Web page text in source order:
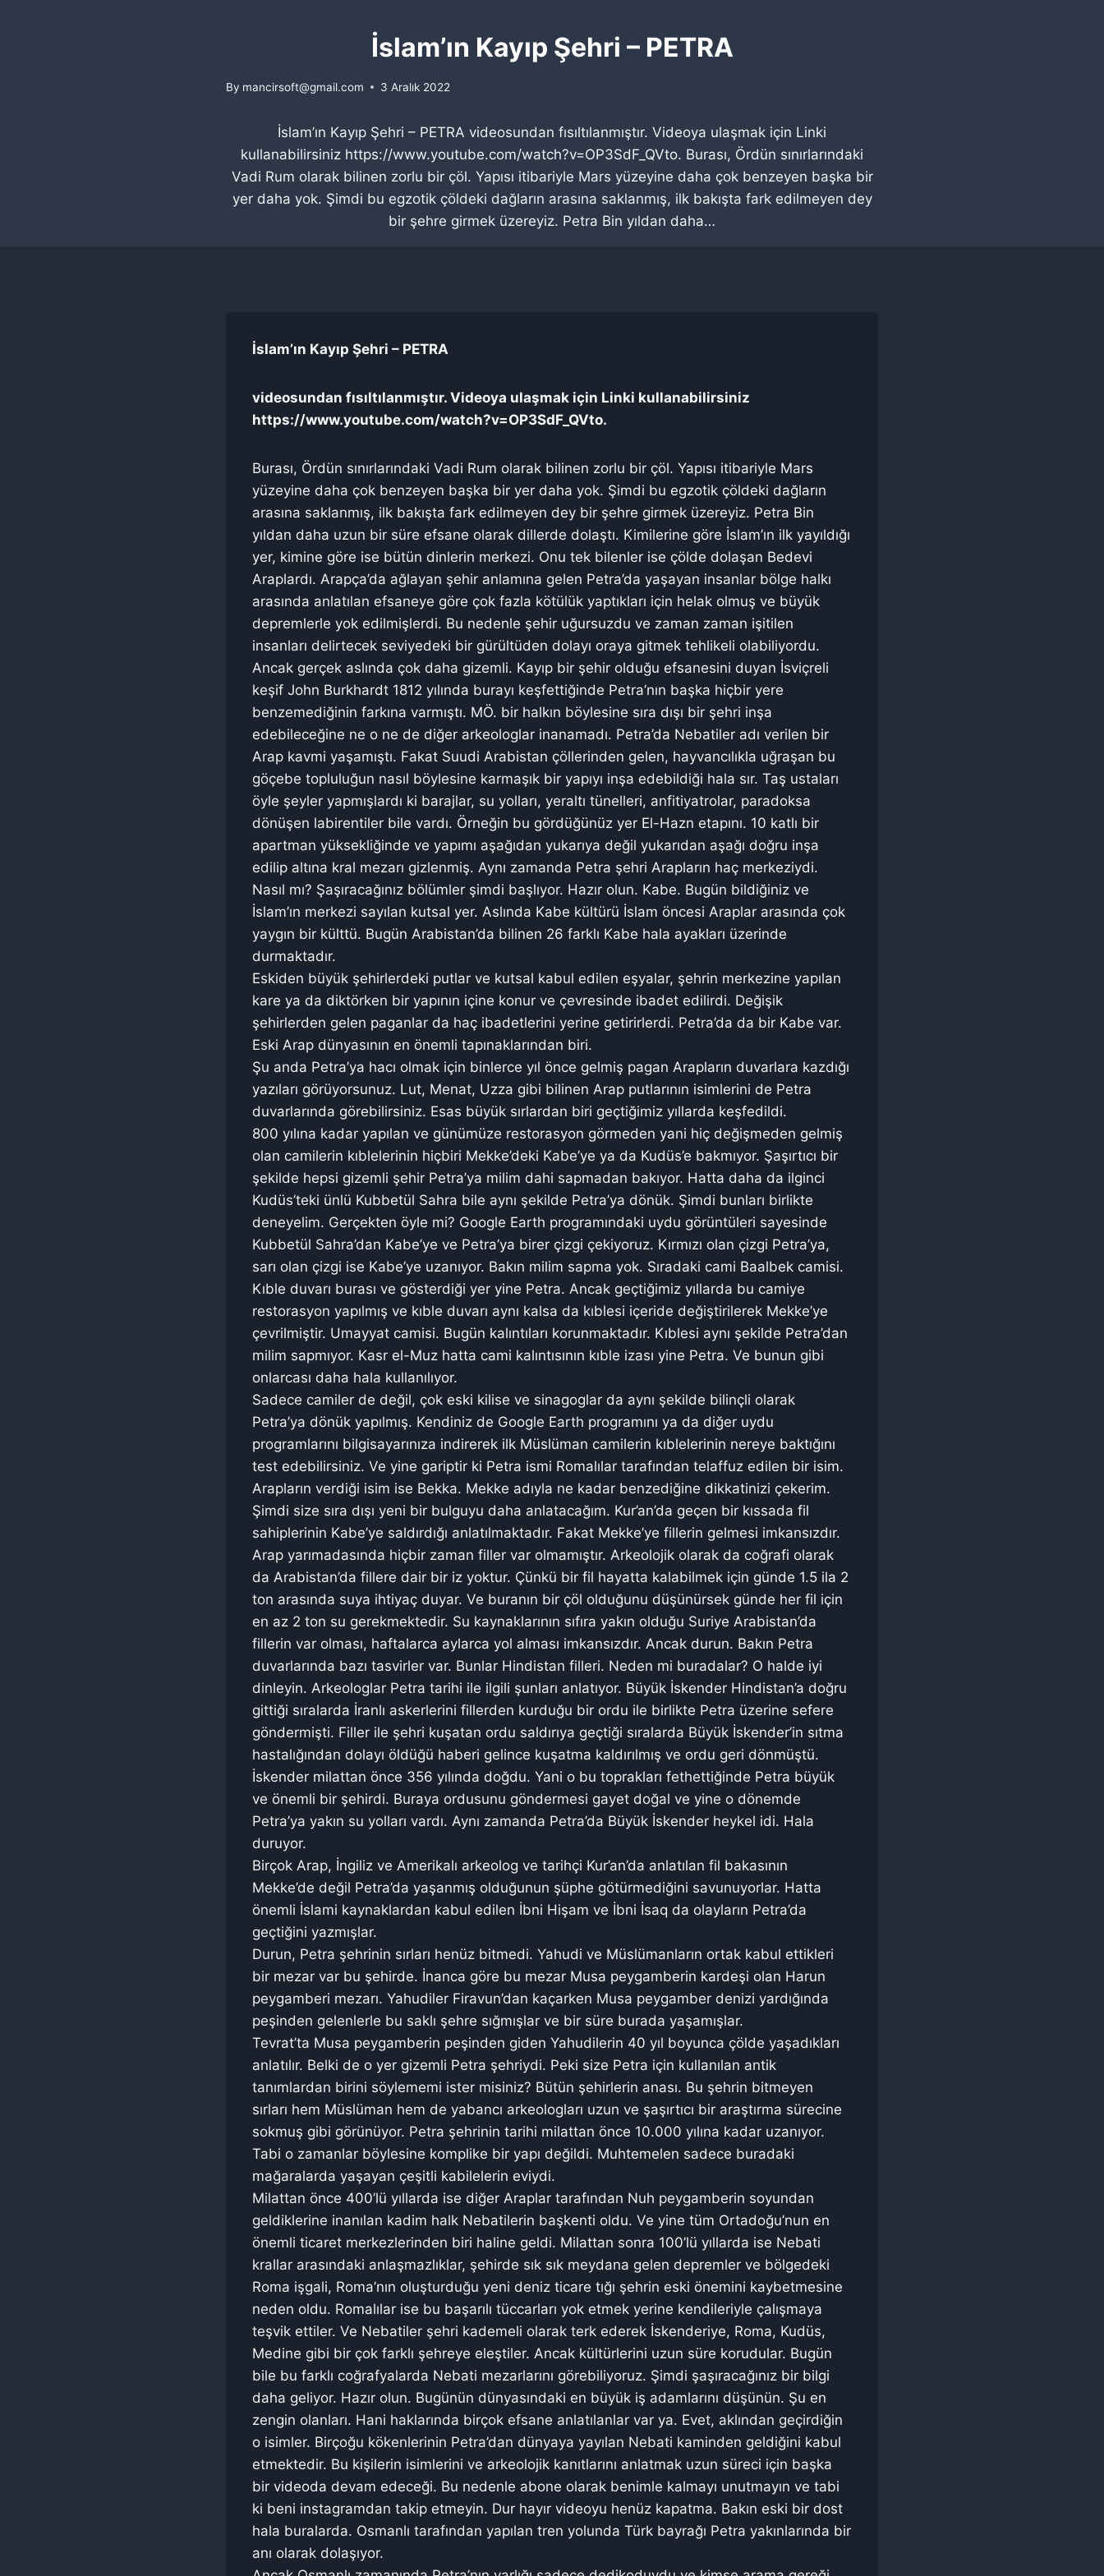
İslam’ın Kayıp Şehri – PETRA
By mancirsoft@gmail.com 3 Aralık 2022
İslam’ın Kayıp Şehri – PETRA videosundan fısıltılanmıştır. Videoya ulaşmak için Linki
kullanabilirsiniz https://www.youtube.com/watch?v=OP3SdF_QVto. Burası, Ördün sınırlarındaki
Vadi Rum olarak bilinen zorlu bir çöl. Yapısı itibariyle Mars yüzeyine daha çok benzeyen başka bir
yer daha yok. Şimdi bu egzotik çöldeki dağların arasına saklanmış, ilk bakışta fark edilmeyen dey
bir şehre girmek üzereyiz. Petra Bin yıldan daha…
İslam’ın Kayıp Şehri – PETRA
videosundan fısıltılanmıştır. Videoya ulaşmak için Linki kullanabilirsiniz
https://www.youtube.com/watch?v=OP3SdF_QVto.
Burası, Ördün sınırlarındaki Vadi Rum olarak bilinen zorlu bir çöl. Yapısı itibariyle Mars
yüzeyine daha çok benzeyen başka bir yer daha yok. Şimdi bu egzotik çöldeki dağların
arasına saklanmış, ilk bakışta fark edilmeyen dey bir şehre girmek üzereyiz. Petra Bin
yıldan daha uzun bir süre efsane olarak dillerde dolaştı. Kimilerine göre İslam’ın ilk yayıldığı
yer, kimine göre ise bütün dinlerin merkezi. Onu tek bilenler ise çölde dolaşan Bedevi
Araplardı. Arapça’da ağlayan şehir anlamına gelen Petra’da yaşayan insanlar bölge halkı
arasında anlatılan efsaneye göre çok fazla kötülük yaptıkları için helak olmuş ve büyük
depremlerle yok edilmişlerdi. Bu nedenle şehir uğursuzdu ve zaman zaman işitilen
insanları delirtecek seviyedeki bir gürültüden dolayı oraya gitmek tehlikeli olabiliyordu.
Ancak gerçek aslında çok daha gizemli. Kayıp bir şehir olduğu efsanesini duyan İsviçreli
keşif John Burkhardt 1812 yılında burayı keşfettiğinde Petra’nın başka hiçbir yere
benzemediğinin farkına varmıştı. MÖ. bir halkın böylesine sıra dışı bir şehri inşa
edebileceğine ne o ne de diğer arkeologlar inanamadı. Petra’da Nebatiler adı verilen bir
Arap kavmi yaşamıştı. Fakat Suudi Arabistan çöllerinden gelen, hayvancılıkla uğraşan bu
göçebe topluluğun nasıl böylesine karmaşık bir yapıyı inşa edebildiği hala sır. Taş ustaları
öyle şeyler yapmışlardı ki barajlar, su yolları, yeraltı tünelleri, anfitiyatrolar, paradoksa
dönüşen labirentiler bile vardı. Örneğin bu gördüğünüz yer El-Hazn etapını. 10 katlı bir
apartman yüksekliğinde ve yapımı aşağıdan yukarıya değil yukarıdan aşağı doğru inşa
edilip altına kral mezarı gizlenmiş. Aynı zamanda Petra şehri Arapların haç merkeziydi.
Nasıl mı? Şaşıracağınız bölümler şimdi başlıyor. Hazır olun. Kabe. Bugün bildiğiniz ve
İslam’ın merkezi sayılan kutsal yer. Aslında Kabe kültürü İslam öncesi Araplar arasında çok
yaygın bir külttü. Bugün Arabistan’da bilinen 26 farklı Kabe hala ayakları üzerinde
durmaktadır.
Eskiden büyük şehirlerdeki putlar ve kutsal kabul edilen eşyalar, şehrin merkezine yapılan
kare ya da diktörken bir yapının içine konur ve çevresinde ibadet edilirdi. Değişik
şehirlerden gelen paganlar da haç ibadetlerini yerine getirirlerdi. Petra’da da bir Kabe var.
Eski Arap dünyasının en önemli tapınaklarından biri.
Şu anda Petra’ya hacı olmak için binlerce yıl önce gelmiş pagan Arapların duvarlara kazdığı
yazıları görüyorsunuz. Lut, Menat, Uzza gibi bilinen Arap putlarının isimlerini de Petra
duvarlarında görebilirsiniz. Esas büyük sırlardan biri geçtiğimiz yıllarda keşfedildi.
800 yılına kadar yapılan ve günümüze restorasyon görmeden yani hiç değişmeden gelmiş
olan camilerin kıblelerinin hiçbiri Mekke’deki Kabe’ye ya da Kudüs’e bakmıyor. Şaşırtıcı bir
şekilde hepsi gizemli şehir Petra’ya milim dahi sapmadan bakıyor. Hatta daha da ilginci
Kudüs’teki ünlü Kubbetül Sahra bile aynı şekilde Petra’ya dönük. Şimdi bunları birlikte
deneyelim. Gerçekten öyle mi? Google Earth programındaki uydu görüntüleri sayesinde
Kubbetül Sahra’dan Kabe’ye ve Petra’ya birer çizgi çekiyoruz. Kırmızı olan çizgi Petra’ya,
sarı olan çizgi ise Kabe’ye uzanıyor. Bakın milim sapma yok. Sıradaki cami Baalbek camisi.
Kıble duvarı burası ve gösterdiği yer yine Petra. Ancak geçtiğimiz yıllarda bu camiye
restorasyon yapılmış ve kıble duvarı aynı kalsa da kıblesi içeride değiştirilerek Mekke’ye
çevrilmiştir. Umayyat camisi. Bugün kalıntıları korunmaktadır. Kıblesi aynı şekilde Petra’dan
milim sapmıyor. Kasr el-Muz hatta cami kalıntısının kıble izası yine Petra. Ve bunun gibi
onlarcası daha hala kullanılıyor.
Sadece camiler de değil, çok eski kilise ve sinagoglar da aynı şekilde bilinçli olarak
Petra’ya dönük yapılmış. Kendiniz de Google Earth programını ya da diğer uydu
programlarını bilgisayarınıza indirerek ilk Müslüman camilerin kıblelerinin nereye baktığını
test edebilirsiniz. Ve yine gariptir ki Petra ismi Romalılar tarafından telaffuz edilen bir isim.
Arapların verdiği isim ise Bekka. Mekke adıyla ne kadar benzediğine dikkatinizi çekerim.
Şimdi size sıra dışı yeni bir bulguyu daha anlatacağım. Kur’an’da geçen bir kıssada fil
sahiplerinin Kabe’ye saldırdığı anlatılmaktadır. Fakat Mekke’ye fillerin gelmesi imkansızdır.
Arap yarımadasında hiçbir zaman filler var olmamıştır. Arkeolojik olarak da coğrafi olarak
da Arabistan’da fillere dair bir iz yoktur. Çünkü bir fil hayatta kalabilmek için günde 1.5 ila 2
ton arasında suya ihtiyaç duyar. Ve buranın bir çöl olduğunu düşünürsek günde her fil için
en az 2 ton su gerekmektedir. Su kaynaklarının sıfıra yakın olduğu Suriye Arabistan’da
fillerin var olması, haftalarca aylarca yol alması imkansızdır. Ancak durun. Bakın Petra
duvarlarında bazı tasvirler var. Bunlar Hindistan filleri. Neden mi buradalar? O halde iyi
dinleyin. Arkeologlar Petra tarihi ile ilgili şunları anlatıyor. Büyük İskender Hindistan’a doğru
gittiği sıralarda İranlı askerlerini fillerden kurduğu bir ordu ile birlikte Petra üzerine sefere
göndermişti. Filler ile şehri kuşatan ordu saldırıya geçtiği sıralarda Büyük İskender’in sıtma
hastalığından dolayı öldüğü haberi gelince kuşatma kaldırılmış ve ordu geri dönmüştü.
İskender milattan önce 356 yılında doğdu. Yani o bu toprakları fethettiğinde Petra büyük
ve önemli bir şehirdi. Buraya ordusunu göndermesi gayet doğal ve yine o dönemde
Petra’ya yakın su yolları vardı. Aynı zamanda Petra’da Büyük İskender heykel idi. Hala
duruyor.
Birçok Arap, İngiliz ve Amerikalı arkeolog ve tarihçi Kur’an’da anlatılan fil bakasının
Mekke’de değil Petra’da yaşanmış olduğunun şüphe götürmediğini savunuyorlar. Hatta
önemli İslami kaynaklardan kabul edilen İbni Hişam ve İbni İsaq da olayların Petra’da
geçtiğini yazmışlar.
Durun, Petra şehrinin sırları henüz bitmedi. Yahudi ve Müslümanların ortak kabul ettikleri
bir mezar var bu şehirde. İnanca göre bu mezar Musa peygamberin kardeşi olan Harun
peygamberi mezarı. Yahudiler Firavun’dan kaçarken Musa peygamber denizi yardığında
peşinden gelenlerle bu saklı şehre sığmışlar ve bir süre burada yaşamışlar.
Tevrat’ta Musa peygamberin peşinden giden Yahudilerin 40 yıl boyunca çölde yaşadıkları
anlatılır. Belki de o yer gizemli Petra şehriydi. Peki size Petra için kullanılan antik
tanımlardan birini söylememi ister misiniz? Bütün şehirlerin anası. Bu şehrin bitmeyen
sırları hem Müslüman hem de yabancı arkeologları uzun ve şaşırtıcı bir araştırma sürecine
sokmuş gibi görünüyor. Petra şehrinin tarihi milattan önce 10.000 yılına kadar uzanıyor.
Tabi o zamanlar böylesine komplike bir yapı değildi. Muhtemelen sadece buradaki
mağaralarda yaşayan çeşitli kabilelerin eviydi.
Milattan önce 400’lü yıllarda ise diğer Araplar tarafından Nuh peygamberin soyundan
geldiklerine inanılan kadim halk Nebatilerin başkenti oldu. Ve yine tüm Ortadoğu’nun en
önemli ticaret merkezlerinden biri haline geldi. Milattan sonra 100’lü yıllarda ise Nebati
krallar arasındaki anlaşmazlıklar, şehirde sık sık meydana gelen depremler ve bölgedeki
Roma işgali, Roma’nın oluşturduğu yeni deniz ticare tığı şehrin eski önemini kaybetmesine
neden oldu. Romalılar ise bu başarılı tüccarları yok etmek yerine kendileriyle çalışmaya
teşvik ettiler. Ve Nebatiler şehri kademeli olarak terk ederek İskenderiye, Roma, Kudüs,
Medine gibi bir çok farklı şehreye eleştiler. Ancak kültürlerini uzun süre korudular. Bugün
bile bu farklı coğrafyalarda Nebati mezarlarını görebiliyoruz. Şimdi şaşıracağınız bir bilgi
daha geliyor. Hazır olun. Bugünün dünyasındaki en büyük iş adamlarını düşünün. Şu en
zengin olanları. Hani haklarında birçok efsane anlatılanlar var ya. Evet, aklından geçirdiğin
o isimler. Birçoğu kökenlerinin Petra’dan dünyaya yayılan Nebati kaminden geldiğini kabul
etmektedir. Bu kişilerin isimlerini ve arkeolojik kanıtlarını anlatmak uzun süreci için başka
bir videoda devam edeceği. Bu nedenle abone olarak benimle kalmayı unutmayın ve tabi
ki beni instagramdan takip etmeyin. Dur hayır videoyu henüz kapatma. Bakın eski bir dost
hala buralarda. Osmanlı tarafından yapılan tren yolunda Türk bayrağı Petra yakınlarında bir
anı olarak dolaşıyor.